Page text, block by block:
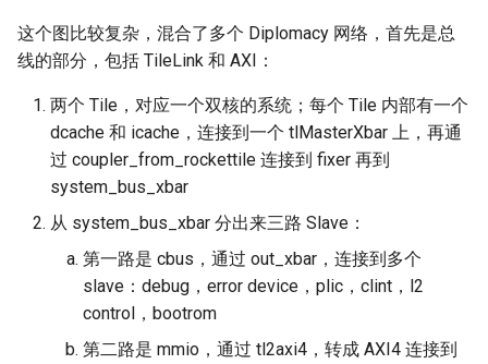
这个图比较复杂，混合了多个 Diplomacy 网络，首先是总
线的部分，包括 TileLink 和 AXI：
两个 Tile，对应一个双核的系统；每个 Tile 内部有一个
dcache 和 icache，连接到一个 tlMasterXbar 上，再通
过 coupler_from_rockettile 连接到 fixer 再到
system_bus_xbar
从 system_bus_xbar 分出来三路 Slave：
第一路是 cbus，通过 out_xbar，连接到多个
slave：debug，error device，plic，clint，l2
control，bootrom
第二路是 mmio，通过 tl2axi4，转成 AXI4 连接到